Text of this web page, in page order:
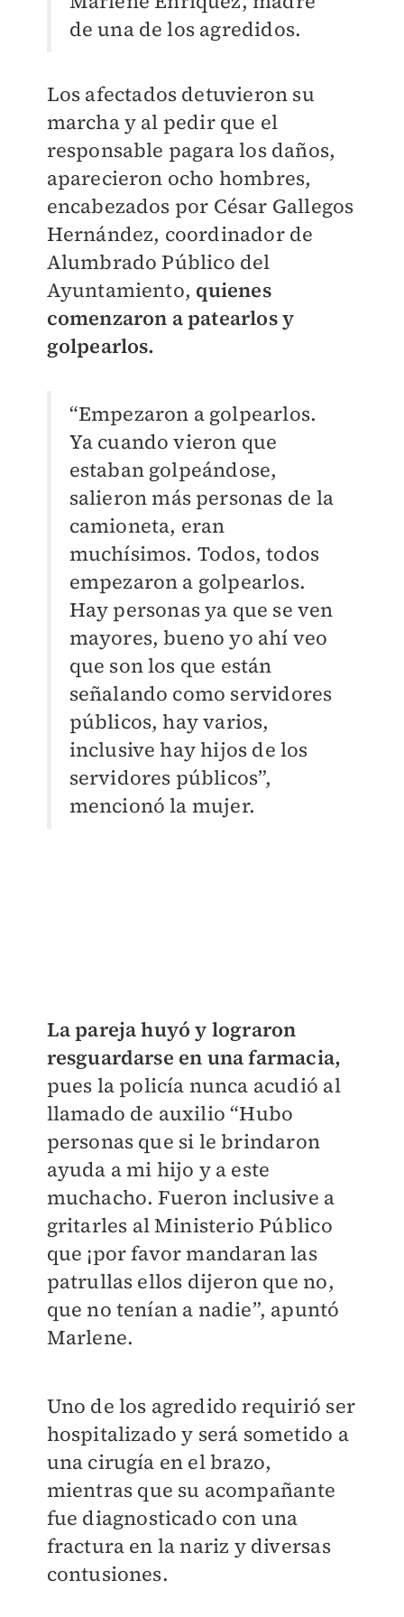
de una de los agredidos.
Los afectados detuvieron su
marcha y al pedir que el
responsable pagara los daños,
aparecieron ocho hombres,
encabezados por César Gallegos
Hernández, coordinador de
Alumbrado Público del
Ayuntamiento, quienes
comenzaron a patearlos y
golpearlos.
“Empezaron a golpearlos.
Ya cuando vieron que
estaban golpeándose,
salieron más personas de la
camioneta, eran
muchísimos. Todos, todos
empezaron a golpearlos.
Hay personas ya que se ven
mayores, bueno yo ahí veo
que son los que están
señalando como servidores
públicos, hay varios,
inclusive hay hijos de los
servidores públicos”,
mencionó la mujer.
La pareja huyó y lograron
resguardarse en una farmacia,
pues la policía nunca acudió al
llamado de auxilio “Hubo
personas que si le brindaron
ayuda a mi hijo y a este
muchacho. Fueron inclusive a
gritarles al Ministerio Público
que ¡por favor mandaran las
patrullas ellos dijeron que no,
que no tenían a nadie”, apuntó
Marlene.
Uno de los agredido requirió ser
hospitalizado y será sometido a
una cirugía en el brazo,
mientras que su acompañante
fue diagnosticado con una
fractura en la nariz y diversas
contusiones.